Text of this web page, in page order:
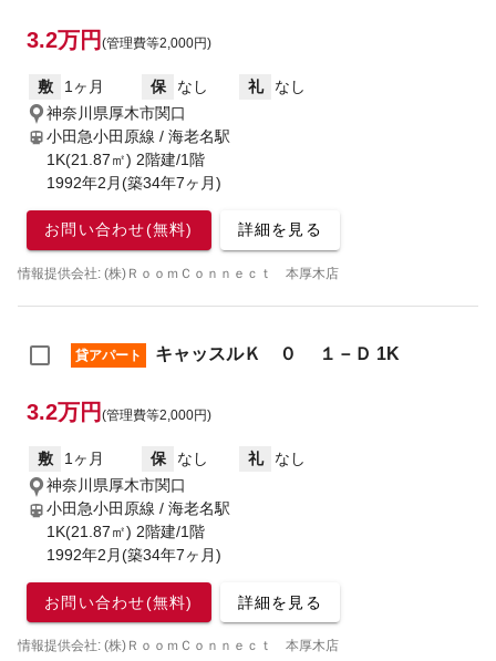
3.2万円 (管理費等2,000円)
敷 1ヶ月 保 なし 礼
なし
神奈川県厚木市関口
小田急小田原線 / 海老名駅
1K(21.87㎡) 2階建/1階
1992年2月(築34年7ヶ月)
お問い合わせ(無料) 詳細を見る
情報提供会社: (株)ＲｏｏｍＣｏｎｎｅｃｔ 本厚木店
貸アパート キャッスルＫ ０ １－Ｄ 1K
3.2万円 (管理費等2,000円)
敷 1ヶ月 保 なし 礼
なし
神奈川県厚木市関口
小田急小田原線 / 海老名駅
1K(21.87㎡) 2階建/1階
1992年2月(築34年7ヶ月)
お問い合わせ(無料) 詳細を見る
情報提供会社: (株)ＲｏｏｍＣｏｎｎｅｃｔ 本厚木店